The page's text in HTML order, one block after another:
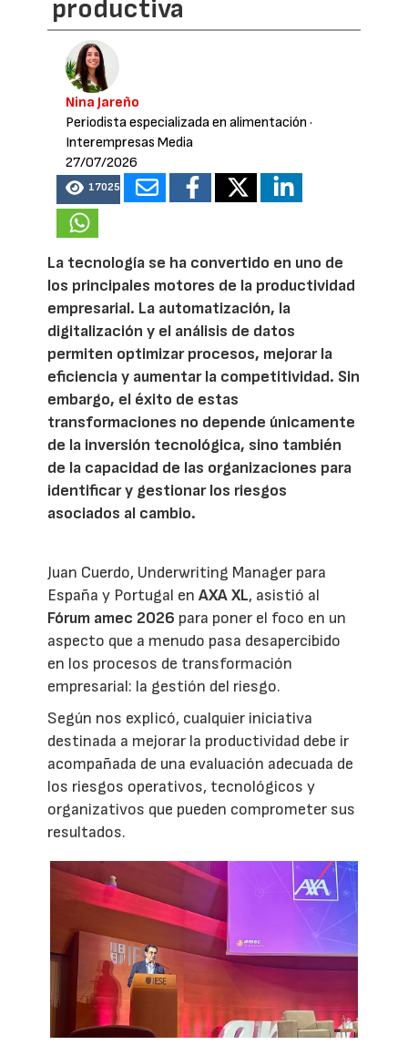
productiva
Nina Jareño
Periodista especializada en alimentación ·
Interempresas Media
27/07/2026
17025
La tecnología se ha convertido en uno de
los principales motores de la productividad
empresarial. La automatización, la
digitalización y el análisis de datos
permiten optimizar procesos, mejorar la
eficiencia y aumentar la competitividad. Sin
embargo, el éxito de estas
transformaciones no depende únicamente
de la inversión tecnológica, sino también
de la capacidad de las organizaciones para
identificar y gestionar los riesgos
asociados al cambio.
Juan Cuerdo, Underwriting Manager para
España y Portugal enAXA XL, asistió al
Fórum amec 2026 para poner el foco en un
aspecto que a menudo pasa desapercibido
en los procesos de transformación
empresarial: la gestión del riesgo.
Según nos explicó, cualquier iniciativa
destinada a mejorar la productividad debe ir
acompañada de una evaluación adecuada de
los riesgos operativos, tecnológicos y
organizativos que pueden comprometer sus
resultados.